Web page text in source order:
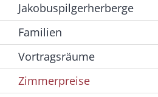
Jakobuspilgerherberge
Familien
Vortragsräume
Zimmerpreise